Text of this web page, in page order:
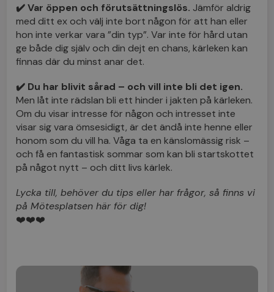
✔️ Var öppen och förutsättningslös. Jämför aldrig
med ditt ex och välj inte bort någon för att han eller
hon inte verkar vara ”din typ”. Var inte för hård utan
ge både dig själv och din dejt en chans, kärleken kan
finnas där du minst anar det.
✔️ Du har blivit sårad – och vill inte bli det igen.
Men låt inte rädslan bli ett hinder i jakten på kärleken.
Om du visar intresse för någon och intresset inte
visar sig vara ömsesidigt, är det ändå inte henne eller
honom som du vill ha. Våga ta en känslomässig risk –
och få en fantastisk sommar som kan bli startskottet
på något nytt – och ditt livs kärlek.
Lycka till, behöver du tips eller har frågor, så finns vi
på Mötesplatsen här för dig!
❤️❤️❤️